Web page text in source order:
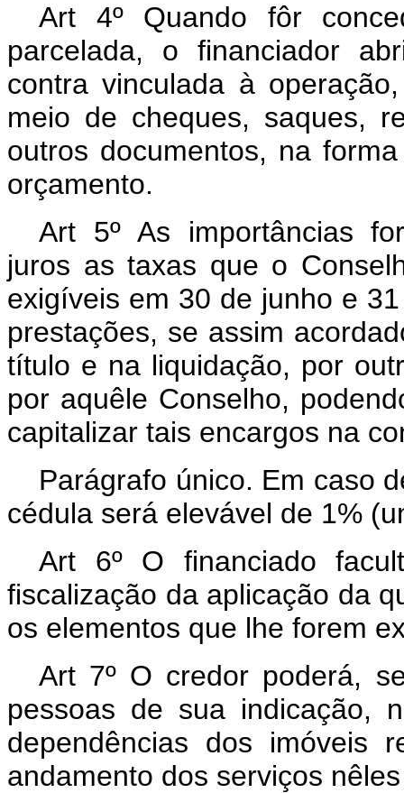
Art 4º Quando fôr
parcelada, o financiador
contra vinculada à
meio de cheques, saques,
outros documentos, na
orçamento.
Art 5º As importâncias
juros as taxas que o
exigíveis em 30 de junho e
prestações, se assim
título e na liquidação, por
por aquêle Conselho,
capitalizar tais encargos na
Parágrafo único. Em caso
cédula será elevável de 1%
Art 6º O financiado
fiscalização da aplicação da
os elementos que lhe forem
Art 7º O credor poderá,
pessoas de sua indicação,
dependências dos imóveis
andamento dos serviços